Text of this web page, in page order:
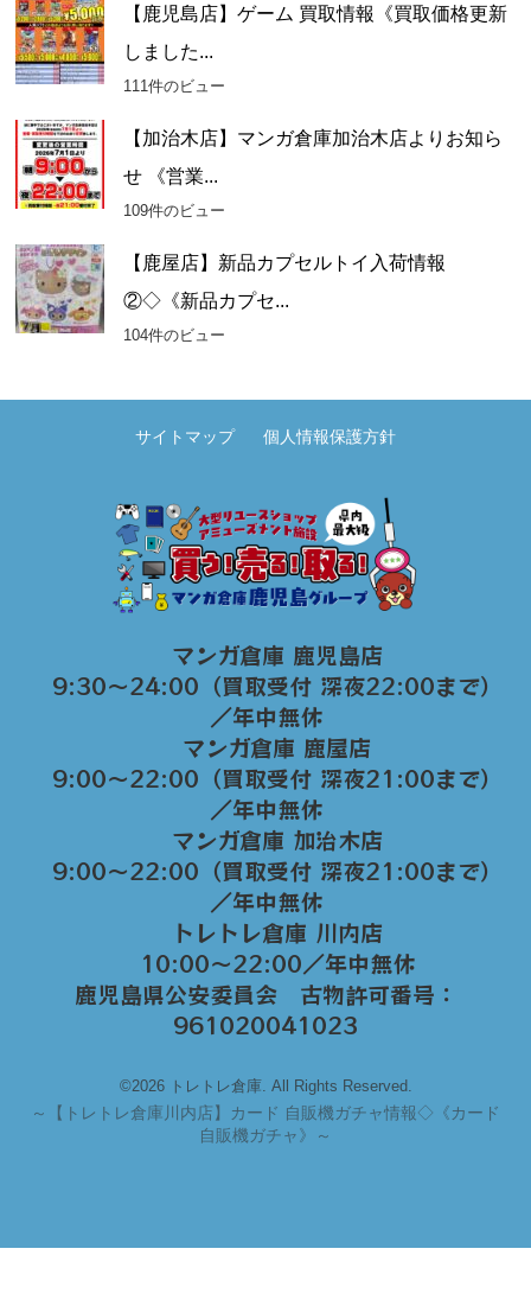
【鹿児島店】ゲーム 買取情報《買取価格更新
しました...
111件のビュー
【加治木店】マンガ倉庫加治木店よりお知ら
せ 《営業...
109件のビュー
【鹿屋店】新品カプセルトイ入荷情報
②◇《新品カプセ...
104件のビュー
サイトマップ 個人情報保護方針
マンガ倉庫 鹿児島店
9:30～24:00（買取受付 深夜22:00まで）
／年中無休
マンガ倉庫 鹿屋店
9:00～22:00（買取受付 深夜21:00まで）
／年中無休
マンガ倉庫 加治木店
9:00〜22:00（買取受付 深夜21:00まで）
／年中無休
トレトレ倉庫 川内店
10:00〜22:00／年中無休
鹿児島県公安委員会 古物許可番号：
961020041023
©2026 トレトレ倉庫. All Rights Reserved.
～
【トレトレ倉庫川内店】カード 自販機ガチャ情報◇《カード
自販機ガチャ》～